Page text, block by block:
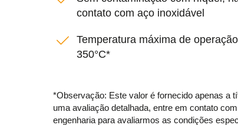
contato com aço inoxidável
Temperatura máxima de
350°C*
*Observação: Este valor é fornecido apenas a
uma avaliação detalhada, entre em contato
engenharia para avaliarmos as condições